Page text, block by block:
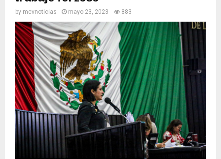
by mcvnoticias mayo 23, 2023 883